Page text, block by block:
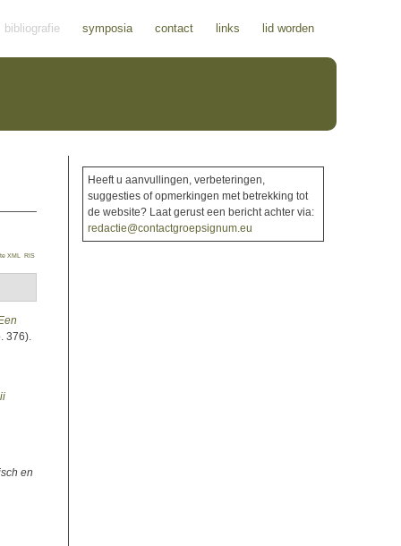
bibliografie symposia contact links lid worden
XML RIS
376).
en
Heeft u aanvullingen, verbeteringen,
suggesties of opmerkingen met betrekking tot
de website? Laat gerust een bericht achter via:
redactie@contactgroepsignum.eu